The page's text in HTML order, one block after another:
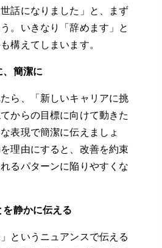
世話になりました」と、まず
。いきなり「辞めます」と
構えてしまいます。
簡潔に
ら、「新しいキャリアに挑
からの目標に向けて動きた
表現で簡潔に伝えましょ
理由にすると、改善を約束
るパターンに陥りやすくな
静かに伝える
」というニュアンスで伝える